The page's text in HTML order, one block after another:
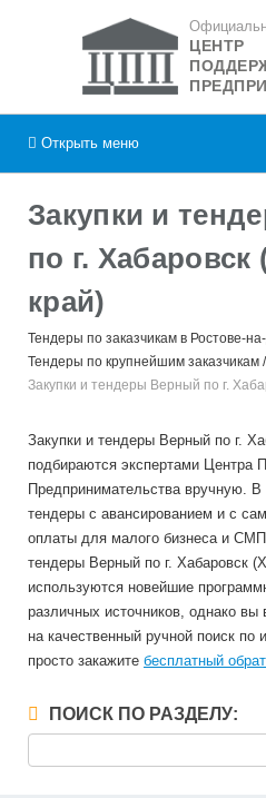
ЦЕНТР
Открыть меню
Закупки и
по г. Хабаровск
край)
Тендеры по заказчикам в Ростове-
Тендеры по крупнейшим заказчикам
Закупки и тендеры Верный по г.
Закупки и тендеры Верный по г.
подбираются экспертами Центра
Предпринимательства вручную. В
тендеры с авансированием и с
оплаты для малого бизнеса и
тендеры Верный по г. Хабаровск
используются новейшие
различных источников, однако вы
на качественный ручной поиск
просто закажите бесплатный
ПОИСК ПО РАЗДЕЛУ: